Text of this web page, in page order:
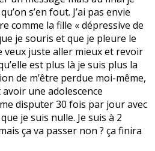
s’en fout. J’ai pas envie
comme la fille « dépressive de
je souris et que je pleure le
veux juste aller mieux et revoir
est plus là je suis plus la
de m’être perdue moi-même,
une adolescence
disputer 30 fois par jour avec
je suis nulle. Je suis à 2
ça va passer non ? ça finira